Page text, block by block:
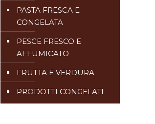
PASTA FRESCA E
CONGELATA
PESCE FRESCO E
AFFUMICATO
FRUTTA E VERDURA
PRODOTTI CONGELATI